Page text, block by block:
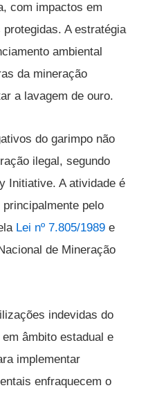
com impactos em
A estratégia
ambiental
da mineração
a lavagem de ouro.
do garimpo não
ilegal, segundo
Initiative. A atividade é
pelo
Lei nº 7.805/1989 e
de Mineração
indevidas do
âmbito estadual e
implementar
enfraquecem o